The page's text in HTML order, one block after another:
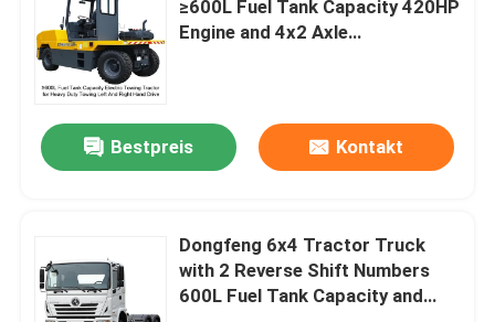
≥600L Fuel Tank Capacity 420HP
Engine and 4x2 Axle
Bestpreis Kontakt
Dongfeng 6x4 Tractor Truck
with 2 Reverse Shift Numbers
600L Fuel Tank Capacity and